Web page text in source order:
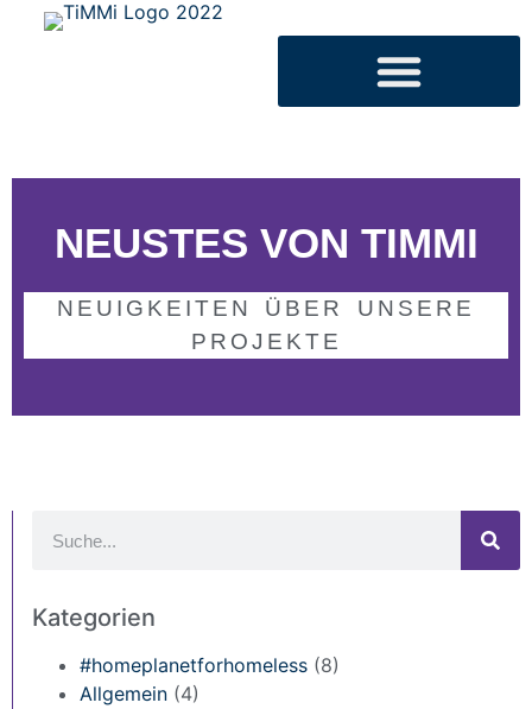
NEUSTES VON TIMMI
NEUIGKEITEN ÜBER UNSERE
PROJEKTE
Kategorien
#homeplanetforhomeless (8)
Allgemein (4)